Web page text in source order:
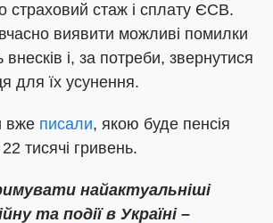
страховий стаж і сплату ЄСВ.
виявити можливі помилки
внесків і, за потреби, звернутися
для їх усунення.
вже писали, якою буде пенсія
тисячі гривень.
найактуальніші
та події в Україні –